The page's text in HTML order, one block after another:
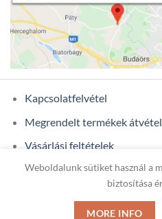
Kapcsolatfelvétel
Megrendelt termékek
Vásárlási feltételek
Ügyfél adatok
Weboldalunk sütiket használ a
biztosítása
MORE INFO